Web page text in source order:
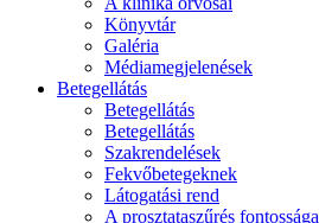
Könyvtár
Galéria
Médiamegjelenések
Betegellátás
Betegellátás
Betegellátás
Szakrendelések
Fekvőbetegeknek
Látogatási rend
A prosztataszűrés fontossága